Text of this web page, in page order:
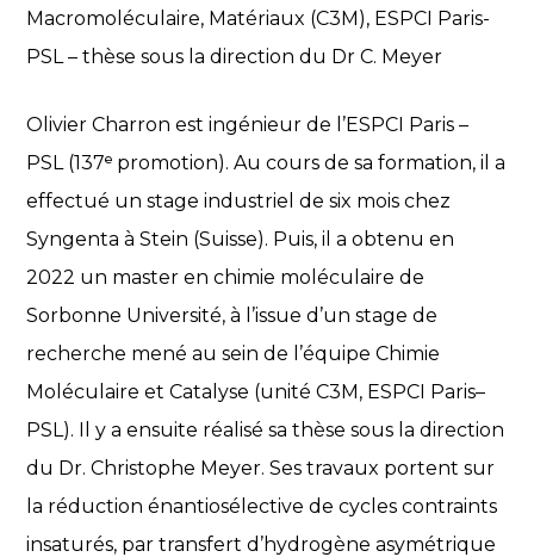
Macromoléculaire, Matériaux (C3M), ESPCI Paris-
PSL – thèse sous la direction du Dr C. Meyer
Olivier Charron est ingénieur de l’ESPCI Paris –
PSL (137ᵉ promotion). Au cours de sa formation, il a
effectué un stage industriel de six mois chez
Syngenta à Stein (Suisse). Puis, il a obtenu en
2022 un master en chimie moléculaire de
Sorbonne Université, à l’issue d’un stage de
recherche mené au sein de l’équipe Chimie
Moléculaire et Catalyse (unité C3M, ESPCI Paris–
PSL). Il y a ensuite réalisé sa thèse sous la direction
du Dr. Christophe Meyer. Ses travaux portent sur
la réduction énantiosélective de cycles contraints
insaturés, par transfert d’hydrogène asymétrique